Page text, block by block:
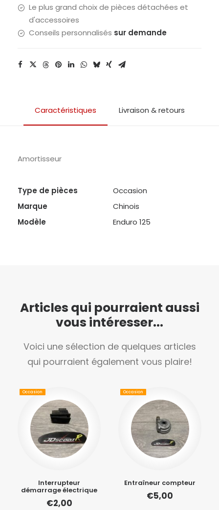
Le plus grand choix de pièces détachées et
d'accessoires
Conseils personnalisés sur demande
Caractéristiques Livraison & retours
Amortisseur
Type de pièces
Occasion
Marque
Chinois
Modèle
Enduro 125
Articles qui pourraient aussi
vous intéresser...
Voici une sélection de quelques articles
qui pourraient également vous plaire!
Interrupteur
démarrage électrique
€2,00
Occasion
Entraîneur compteur
€5,00
Occasion